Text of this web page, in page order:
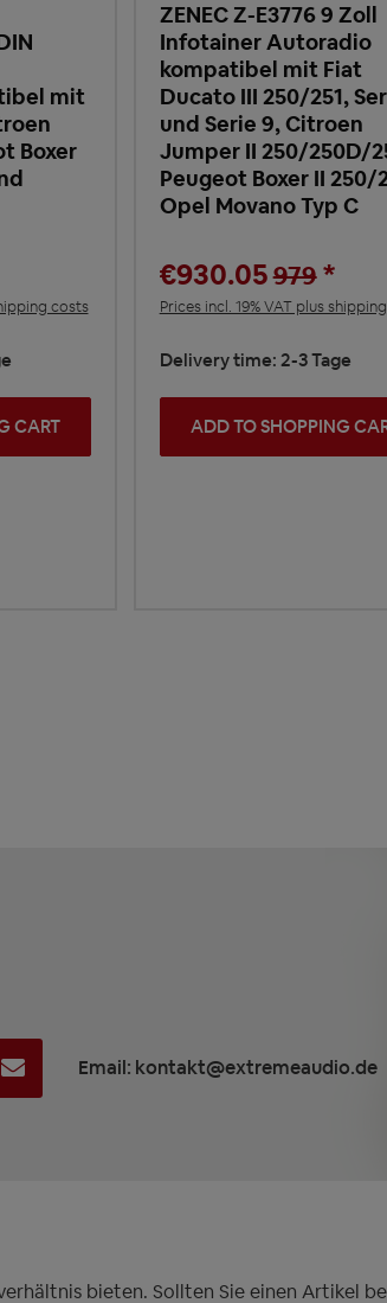
mit
Boxer
costs
CART
ZENEC Z-E3776 9 Zoll
Infotainer Autoradio
kompatibel mit Fiat
Ducato III 250/251,
und Serie 9, Citroen
Jumper II 250/250D/
Peugeot Boxer II 250/
Opel Movano Typ C
€930.05979*
Prices incl. 19% VAT plus
Delivery time: 2-3 Tage
ADD TO SHOPPING
Email: kontakt@extremeaudio.de
bieten. Sollten Sie einen Artikel